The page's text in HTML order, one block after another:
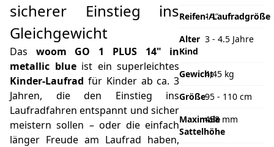
sicherer Einstieg ins
Gleichgewicht
Das woom GO 1 PLUS 14" in
metallic blueist ein superleichtes
Kinder-Laufrad für Kinder ab ca. 3
Jahren, die den Einstieg ins
Laufradfahren entspannt und sicher
meistern sollen – oder die einfach
länger Freude am Laufrad haben,
Reifen-/Laufradgröße
14″
Alter
Kind
3 - 4.5 Jahre
Gewicht4,45 kg
Größe95 - 110 cm
Maximale
Sattelhöhe
458 mm